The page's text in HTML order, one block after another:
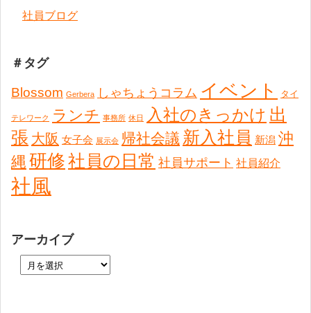
社員ブログ
＃タグ
Blossom Gerbera しゃちょうコラム イベント タイ
テレワーク ランチ 事務所 休日 入社のきっかけ 出
張 大阪 女子会 展示会 帰社会議 新入社員 新潟 沖
縄 研修社員の日常 社員サポート 社員紹介
社風
アーカイブ